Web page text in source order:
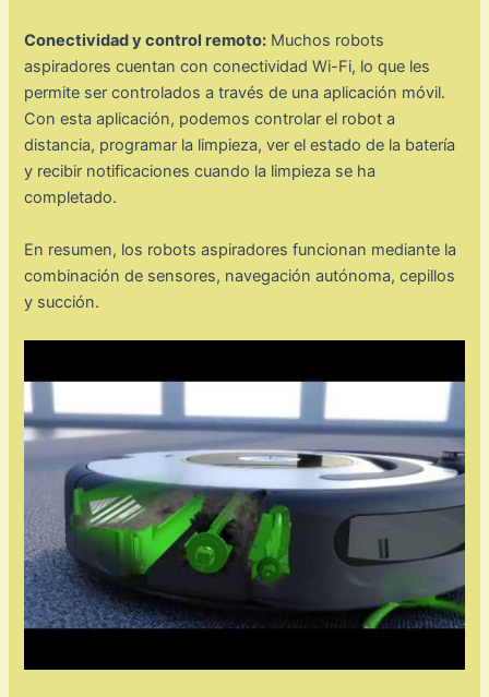
Conectividad y control remoto: Muchos robots
aspiradores cuentan con conectividad Wi-Fi, lo que les
permite ser controlados a través de una aplicación móvil.
Con esta aplicación, podemos controlar el robot a
distancia, programar la limpieza, ver el estado de la batería
y recibir notificaciones cuando la limpieza se ha
completado.
En resumen, los robots aspiradores funcionan mediante la
combinación de sensores, navegación autónoma, cepillos
y succión.